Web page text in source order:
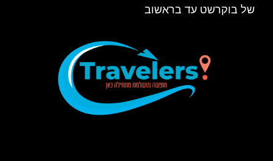
של בוקרשט עד בראשוב